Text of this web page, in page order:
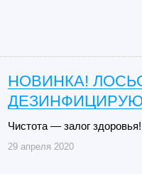
НОВИНКА!
Чистота — залог здоровья!
29 апреля 2020